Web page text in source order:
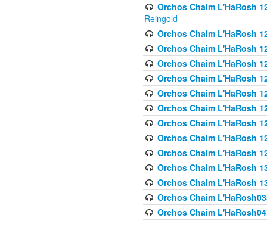
Orchos Chaim L'HaRosh
Reingold
Orchos Chaim L'HaRosh
Orchos Chaim L'HaRosh
Orchos Chaim L'HaRosh
Orchos Chaim L'HaRosh
Orchos Chaim L'HaRosh
Orchos Chaim L'HaRosh
Orchos Chaim L'HaRosh
Orchos Chaim L'HaRosh
Orchos Chaim L'HaRosh
Orchos Chaim L'HaRosh
Orchos Chaim L'HaRosh
Orchos Chaim
Orchos Chaim